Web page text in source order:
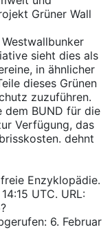
Grüner Wall
sieht dies als
in ähnlicher
dieses Grünen
zuzuführen.
dem BUND für die
Verfügung, das
dehnt
Enzyklopädie.
UTC. URL:
6. Februar